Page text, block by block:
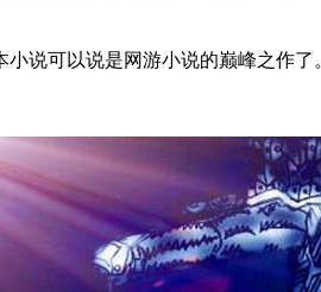
可以说是网游小说的巅峰之作了